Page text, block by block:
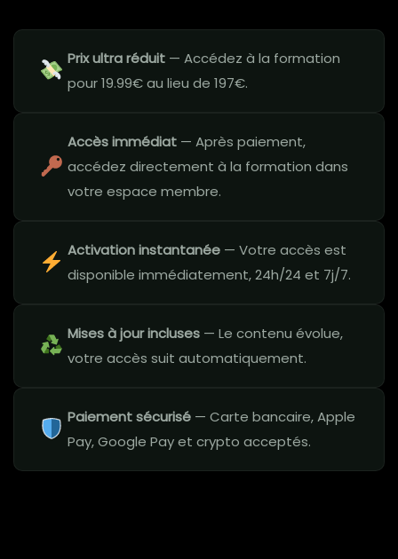
Prix ultra réduit — Accédez à la formation
pour 19.99€ au lieu de 197€.
Accès immédiat — Après paiement,
accédez directement à la formation dans
votre espace membre.
Activation instantanée — Votre accès est
disponible immédiatement, 24h/24 et 7j/7.
Mises à jour incluses — Le contenu évolue,
votre accès suit automatiquement.
Paiement sécurisé — Carte bancaire, Apple
Pay, Google Pay et crypto acceptés.